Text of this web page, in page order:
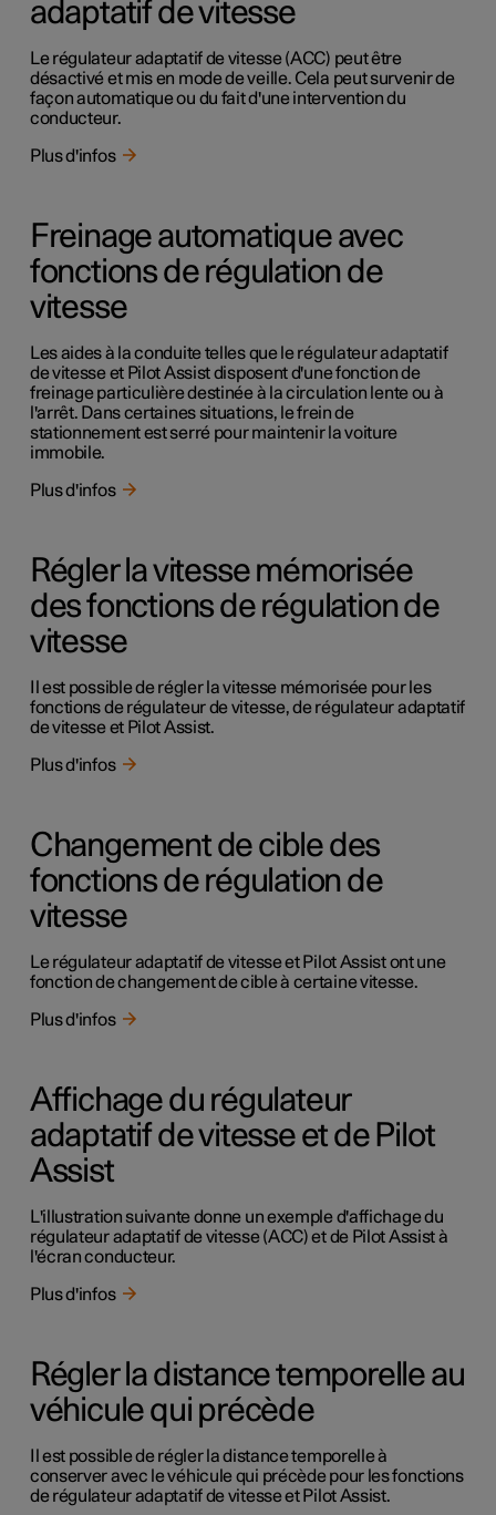
adaptatif de vitesse
Le régulateur adaptatif de vitesse (ACC) peut être
désactivé et mis en mode de veille. Cela peut survenir de
façon automatique ou du fait d'une intervention du
conducteur.
Plus d'infos
Freinage automatique avec
fonctions de régulation de
vitesse
Les aides à la conduite telles que le régulateur adaptatif
de vitesse et Pilot Assist disposent d'une fonction de
freinage particulière destinée à la circulation lente ou à
l'arrêt. Dans certaines situations, le frein de
stationnement est serré pour maintenir la voiture
immobile.
Plus d'infos
Régler la vitesse mémorisée
des fonctions de régulation de
vitesse
Il est possible de régler la vitesse mémorisée pour les
fonctions de régulateur de vitesse, de régulateur adaptatif
de vitesse et Pilot Assist.
Plus d'infos
Changement de cible des
fonctions de régulation de
vitesse
Le régulateur adaptatif de vitesse et Pilot Assist ont une
fonction de changement de cible à certaine vitesse.
Plus d'infos
Affichage du régulateur
adaptatif de vitesse et de Pilot
Assist
L'illustration suivante donne un exemple d'affichage du
régulateur adaptatif de vitesse (ACC) et de Pilot Assist à
l'écran conducteur.
Plus d'infos
Régler la distance temporelle au
véhicule qui précède
Il est possible de régler la distance temporelle à
conserver avec le véhicule qui précède pour les fonctions
de régulateur adaptatif de vitesse et Pilot Assist.